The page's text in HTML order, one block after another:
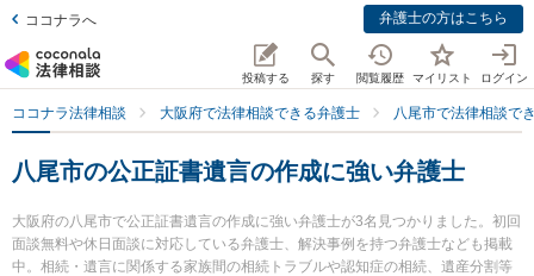
ココナラへ 弁護士の方はこちら
投稿する 探す 閲覧履歴 マイリスト ログイン
ココナラ法律相談 大阪府で法律相談できる弁護士 八尾市で法律相談で
八尾市の公正証書遺言の作成に強い弁護士
大阪府の八尾市で公正証書遺言の作成に強い弁護士が3名見つかりました。初回
面談無料や休日面談に対応している弁護士、解決事例を持つ弁護士なども掲載
中。相続・遺言に関係する家族間の相続トラブルや認知症の相続、遺産分割等